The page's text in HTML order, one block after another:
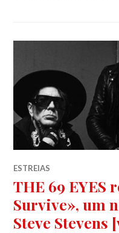
ESTREIAS
THE 69 EYES
Survive», um
Steve